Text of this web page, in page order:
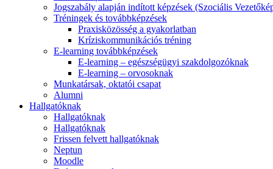
Jogszabály alapján indított képzések (Szociális
Tréningek és továbbképzések
Praxisközösség a gyakorlatban
Kríziskommunikációs tréning
E-learning továbbképzések
E-learning – egészségügyi szakdolgozóknak
E-learning – orvosoknak
Munkatársak, oktatói csapat
Alumni
Hallgatóknak
Hallgatóknak
Hallgatóknak
Frissen felvett hallgatóknak
Neptun
Moodle